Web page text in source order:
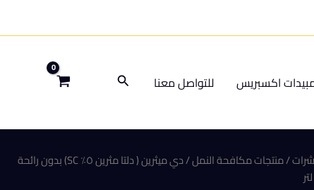
اكسبريس للتواصل معنا البحث
/منتجات مكافحة النمل
/ دي ميثرين ( دلتا مثرين ٥٪ SC) بدون رائحة